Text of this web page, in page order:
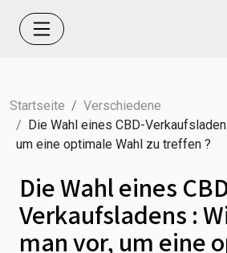
Startseite
Verschiedene
Die Wahl eines CBD-
um eine optimale Wahl zu treffen ?
Die Wahl eines
Verkaufsladens :
man vor, um eine